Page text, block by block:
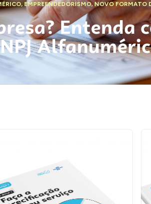
, EMPREENDEDORISMO,NOVO FORMATO
Entenda